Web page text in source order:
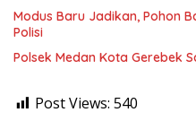
Modus Baru Jadikan, Pohon
Polisi
Polsek Medan Kota Gerebek
Post Views: 540